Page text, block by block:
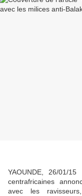
YAOUNDE, 26/01/
centrafricaines
avec les